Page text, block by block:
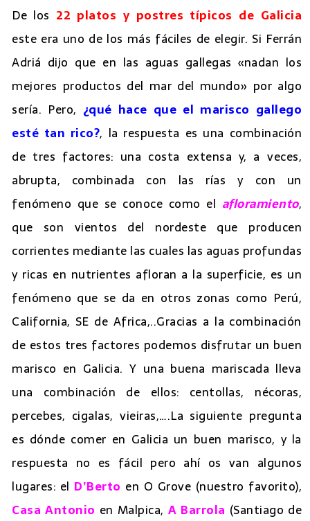
De los 22 platos y postres típicos de Galicia
este era uno de los más fáciles de elegir. Si Ferrán
Adriá dijo que en las aguas gallegas «nadan los
mejores productos del mar del mundo» por algo
sería. Pero, ¿qué hace que el marisco gallego
esté tan rico?, la respuesta es una combinación
de tres factores: una costa extensa y, a veces,
abrupta, combinada con las rías y con un
fenómeno que se conoce como el afloramiento,
que son vientos del nordeste que producen
corrientes mediante las cuales las aguas profundas
y ricas en nutrientes afloran a la superficie, es un
fenómeno que se da en otros zonas como Perú,
California, SE de Africa,..Gracias a la combinación
de estos tres factores podemos disfrutar un buen
marisco en Galicia. Y una buena mariscada lleva
una combinación de ellos: centollas, nécoras,
percebes, cigalas, vieiras,….La siguiente pregunta
es dónde comer en Galicia un buen marisco, y la
respuesta no es fácil pero ahí os van algunos
lugares: el D’Berto en O Grove (nuestro favorito),
Casa Antonio en Malpica, A Barrola (Santiago de